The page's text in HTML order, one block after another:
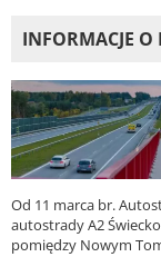
INFORMACJE O
Od 11 marca br.
autostrady A2
pomiędzy Nowym